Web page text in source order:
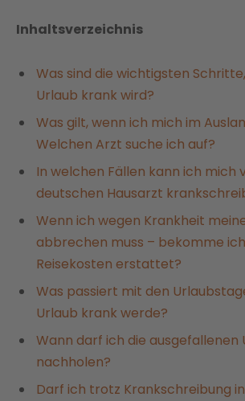
Inhaltsverzeichnis
Was sind die wichtigsten
Urlaub krank wird?
Was gilt, wenn ich mich im
Welchen Arzt suche ich auf?
In welchen Fällen kann ich mich
deutschen Hausarzt
Wenn ich wegen Krankheit
abbrechen muss – bekomme
Reisekosten erstattet?
Was passiert mit den
Urlaub krank werde?
Wann darf ich die ausgefallenen
nachholen?
Darf ich trotz Krankschreibung